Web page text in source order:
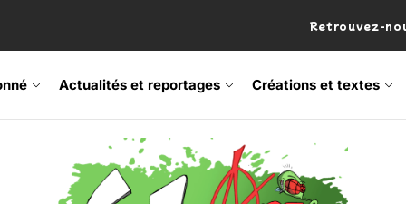
Retrouvez-
Actualités et reportages Créations et textes
Fripon – vernissage 21 mai (Lyon)